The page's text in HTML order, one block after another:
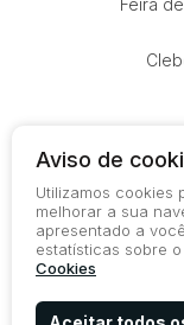
Feira
© 2026-
Aviso de
Utilizamos cookies
melhorar a sua
apresentado a
estatísticas sobre
Cookies